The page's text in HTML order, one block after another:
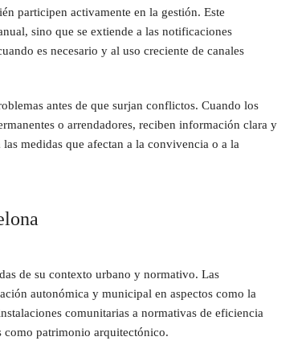
participen activamente en la gestión. Este
sino que se extiende a las notificaciones
es necesario y al uso creciente de canales
antes de que surjan conflictos. Cuando los
o arrendadores, reciben información clara y
medidas que afectan a la convivencia o a la
de su contexto urbano y normativo. Las
autonómica y municipal en aspectos como la
comunitarias a normativas de eficiencia
como patrimonio arquitectónico.